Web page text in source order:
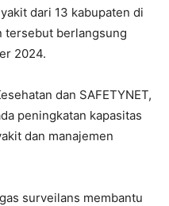
dari 13 kabupaten di
tersebut berlangsung
2024.
dan SAFETYNET,
peningkatan kapasitas
dan manajemen
surveilans membantu